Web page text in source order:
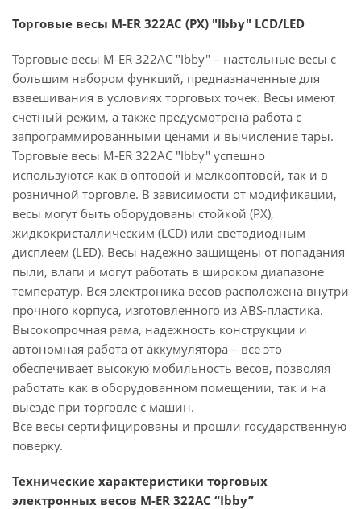
Торговые весы M-ER 322AC (PX) "Ibby" LCD/LED
Торговые весы M-ER 322AC "Ibby" – настольные весы с
большим набором функций, предназначенные для
взвешивания в условиях торговых точек. Весы имеют
счетный режим, а также предусмотрена работа с
запрограммированными ценами и вычисление тары.
Торговые весы M-ER 322AC "Ibby" успешно
используются как в оптовой и мелкооптовой, так и в
розничной торговле. В зависимости от модификации,
весы могут быть оборудованы стойкой (PX),
жидкокристаллическим (LCD) или светодиодным
дисплеем (LED). Весы надежно защищены от попадания
пыли, влаги и могут работать в широком диапазоне
температур. Вся электроника весов расположена внутри
прочного корпуса, изготовленного из ABS-пластика.
Высокопрочная рама, надежность конструкции и
автономная работа от аккумулятора – все это
обеспечивает высокую мобильность весов, позволяя
работать как в оборудованном помещении, так и на
выезде при торговле с машин.
Все весы сертифицированы и прошли государственную
поверку.
Технические характеристики торговых
электронных весов M-ER 322AC “Ibby”